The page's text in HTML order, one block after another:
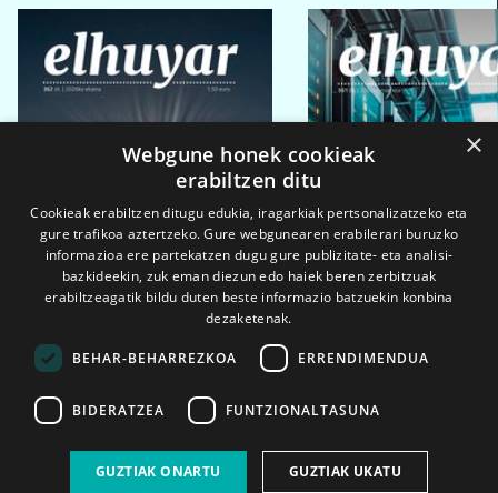
2026ko eka. 1a 2026ko mar. 1a
×
Webgune honek cookieak
erabiltzen ditu
Cookieak erabiltzen ditugu edukia, iragarkiak pertsonalizatzeko eta
gure trafikoa aztertzeko. Gure webgunearen erabilerari buruzko
informazioa ere partekatzen dugu gure publizitate- eta analisi-
bazkideekin, zuk eman diezun edo haiek beren zerbitzuak
erabiltzeagatik bildu duten beste informazio batzuekin konbina
dezaketenak.
BEHAR-BEHARREZKOA ERRENDIMENDUA
BIDERATZEA FUNTZIONALTASUNA
GUZTIAK ONARTU GUZTIAK UKATU